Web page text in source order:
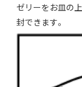
ゼリーをお皿の
封できます。